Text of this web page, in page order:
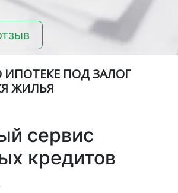
ИПОТЕКЕ ПОД ЗАЛОГ
ЖИЛЬЯ
сервис
кредитов